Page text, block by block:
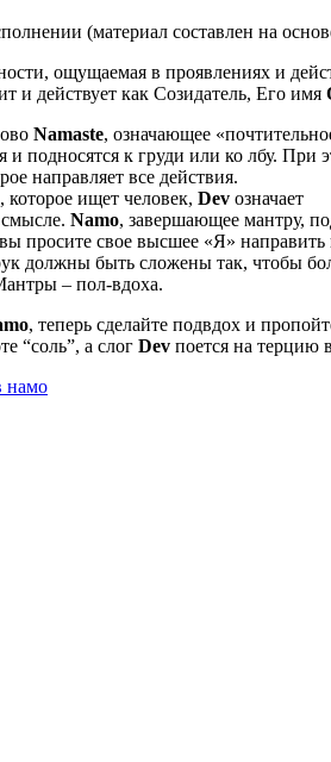
(материал составлен на
ощущаемая в проявлениях и
и действует как Созидатель, Его имя
Namaste, означающее
подносятся к груди или ко лбу. При
направляет все действия.
ищет человек, Dev означает
Namo, завершающее мантру,
просите свое высшее «Я»
должны быть сложены так, чтобы
– пол-вдоха.
, теперь сделайте подвдох и
“соль”, а слог Dev поется на терцию
намо